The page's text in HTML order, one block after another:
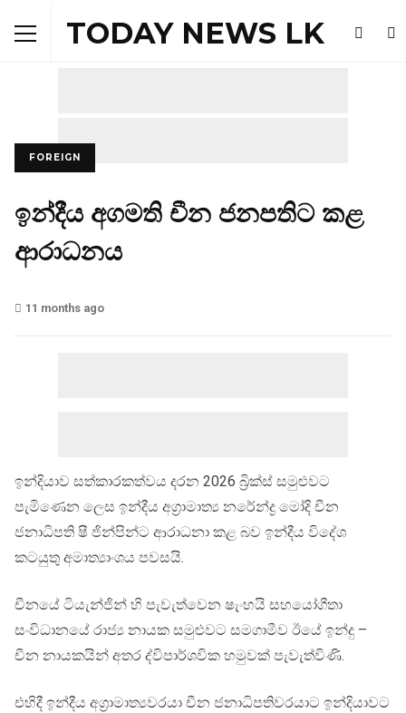
TODAY NEWS LK
FOREIGN
ඉන්දීය අගමති චීන ජනපතිට කළ
ආරාධනය
11 months ago
ඉන්දියාව සත්කාරකත්වය දරන 2026 බ්‍රික්ස් සමුළුවට
පැමිණෙන ලෙස ඉන්දීය අග්‍රාමාත්‍ය නරේන්ද්‍ර මෝදි චීන
ජනාධිපති ෂී ජින්පින්ට ආරාධනා කළ බව ඉන්දීය විදේශ
කටයුතු අමාත්‍යාංශය පවසයි.
චීනයේ ටියැන්ජින් හි පැවැත්වෙන ෂැංහයි සහයෝගීතා
සංවිධානයේ රාජ්‍ය නායක සමුළුවට සමගාමීව ඊයේ ඉන්දු –
චීන නායකයින් අතර ද්විපාර්ශවික හමුවක් පැවැත්විණි.
එහිදී ඉන්දීය අග්‍රාමාත්‍යවරයා චීන ජනාධිපතිවරයාට ඉන්දියාවට